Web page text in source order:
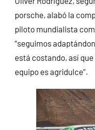
porsche, alabó la
piloto mundialista
“seguimos
está costando, así
equipo es agridulce”.